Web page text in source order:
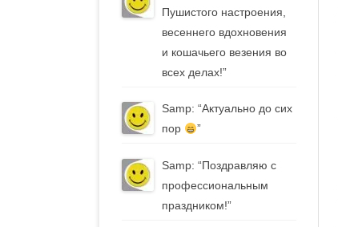
Пушистого настроения,
весеннего вдохновения
и кошачьего везения во
всех делах!”
Samp: “Актуально до сих
пор
”
Samp: “Поздравляю с
профессиональным
праздником!”